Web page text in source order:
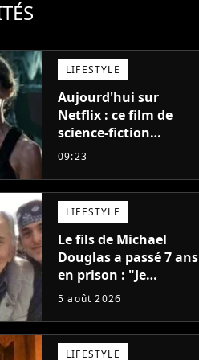
LIFESTYLE
Aujourd'hui sur
Netflix : ce film de
science-fiction
totalement oublié est
meilleurs des années
2010
09:23
LIFESTYLE
Le fils de Michael
Douglas a passé 7 ans
en prison : "Je
distribuais des joints
5 août 2026
LIFESTYLE